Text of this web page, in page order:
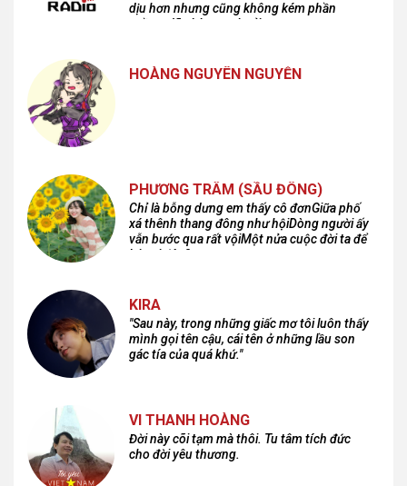
dịu hơn nhưng cũng không kém phần
cuồng dã và hoang hoải...
HOÀNG NGUYÊN NGUYỄN
PHƯƠNG TRÂM (SẦU ĐÔNG)
Chỉ là bỗng dưng em thấy cô đơnGiữa phố
xá thênh thang đông như hộiDòng người ấy
vẫn bước qua rất vộiMột nửa cuộc đời ta để
lại nơi đâu?
KIRA
"Sau này, trong những giấc mơ tôi luôn thấy
mình gọi tên cậu, cái tên ở những lầu son
gác tía của quá khứ."
VI THANH HOÀNG
Đời này cõi tạm mà thôi. Tu tâm tích đức
cho đời yêu thương.